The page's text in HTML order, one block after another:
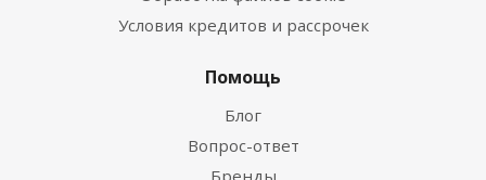
Условия кредитов и рассрочек
Помощь
Блог
Вопрос-ответ
Бренды